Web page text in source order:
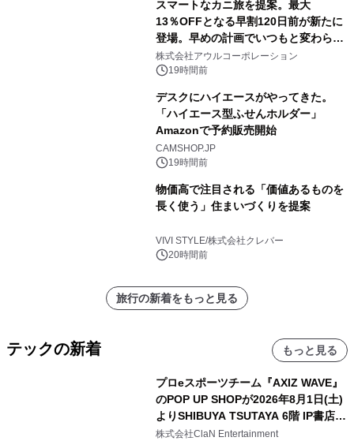
スマートなカニ旅を提案。最大
13％OFFとなる早割120日前が新たに
登場。早めの計画でいつもと変わらぬ
大人の冬旅を。ー夕日ヶ浦温泉「佳松
苑 別邸ふうか」ー
株式会社アウルコーポレーション
19時間前
デスクにハイエースがやってきた。
「ハイエース型ふせんホルダー」
Amazonで予約販売開始
CAMSHOP.JP
19時間前
物価高で注目される「価値あるものを
長く使う」住まいづくりを提案
VIVI STYLE/株式会社クレバー
20時間前
旅行の新着をもっと見る
テックの新着 もっと見る
プロeスポーツチーム『AXIZ WAVE』
のPOP UP SHOPが2026年8月1日(土)
よりSHIBUYA TSUTAYA 6階 IP書店で
開催決定！！
株式会社ClaN Entertainment